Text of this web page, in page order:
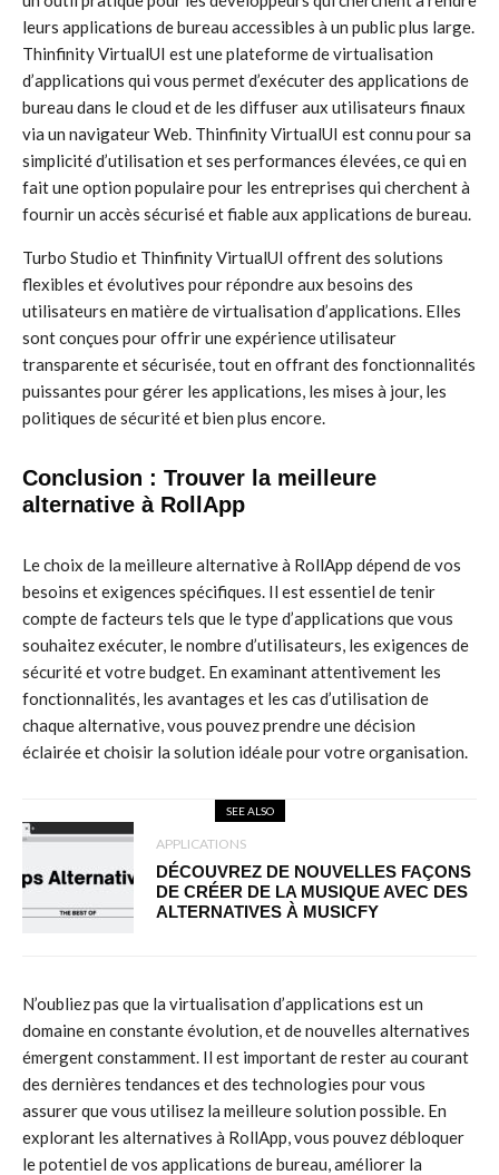
leurs applications de bureau accessibles à un public plus large.
Thinfinity VirtualUI est une plateforme de virtualisation
d’applications qui vous permet d’exécuter des applications de
bureau dans le cloud et de les diffuser aux utilisateurs finaux
via un navigateur Web. Thinfinity VirtualUI est connu pour sa
simplicité d’utilisation et ses performances élevées, ce qui en
fait une option populaire pour les entreprises qui cherchent à
fournir un accès sécurisé et fiable aux applications de bureau.
Turbo Studio et Thinfinity VirtualUI offrent des solutions
flexibles et évolutives pour répondre aux besoins des
utilisateurs en matière de virtualisation d’applications. Elles
sont conçues pour offrir une expérience utilisateur
transparente et sécurisée, tout en offrant des fonctionnalités
puissantes pour gérer les applications, les mises à jour, les
politiques de sécurité et bien plus encore.
Conclusion : Trouver la meilleure
alternative à RollApp
Le choix de la meilleure alternative à RollApp dépend de vos
besoins et exigences spécifiques. Il est essentiel de tenir
compte de facteurs tels que le type d’applications que vous
souhaitez exécuter, le nombre d’utilisateurs, les exigences de
sécurité et votre budget. En examinant attentivement les
fonctionnalités, les avantages et les cas d’utilisation de
chaque alternative, vous pouvez prendre une décision
éclairée et choisir la solution idéale pour votre organisation.
SEE ALSO
APPLICATIONS
DÉCOUVREZ DE NOUVELLES FAÇONS
DE CRÉER DE LA MUSIQUE AVEC DES
ALTERNATIVES À MUSICFY
N’oubliez pas que la virtualisation d’applications est un
domaine en constante évolution, et de nouvelles alternatives
émergent constamment. Il est important de rester au courant
des dernières tendances et des technologies pour vous
assurer que vous utilisez la meilleure solution possible. En
explorant les alternatives à RollApp, vous pouvez débloquer
le potentiel de vos applications de bureau, améliorer la